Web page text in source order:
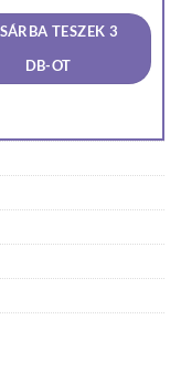
was:
3
570 Ft.
is:
427
TESZEK 3
DB-OT